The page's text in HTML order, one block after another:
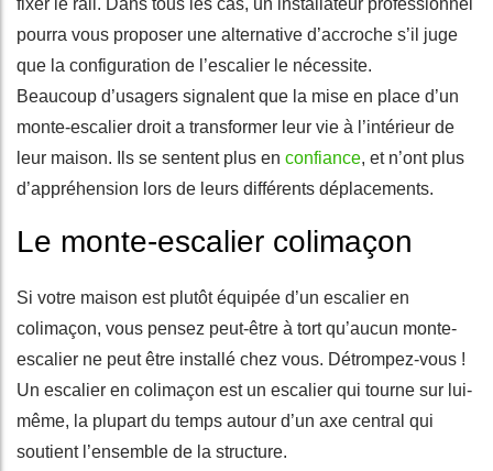
pourra vous proposer une alternative d’accroche s’il juge
que la configuration de l’escalier le nécessite.
Beaucoup d’usagers signalent que la mise en place d’un
monte-escalier droit a transformer leur vie à l’intérieur de
leur maison. Ils se sentent plus en confiance, et n’ont plus
d’appréhension lors de leurs différents déplacements.
Le monte-escalier colimaçon
Si votre maison est plutôt équipée d’un escalier en
colimaçon, vous pensez peut-être à tort qu’aucun monte-
escalier ne peut être installé chez vous. Détrompez-vous !
Un escalier en colimaçon est un escalier qui tourne sur lui-
même, la plupart du temps autour d’un axe central qui
soutient l’ensemble de la structure.